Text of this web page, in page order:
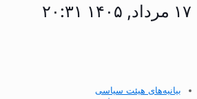
۱۷ مرداد, ۱۴۰۵ ۲۰:۳۱
بیانیه‌های هیئت سیاسی